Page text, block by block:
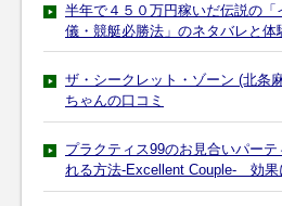
半年で４５０万円稼いだ伝説の
儀・競艇必勝法」のネタバレと体
ザ・シークレット・ゾーン (北条
ちゃんの口コミ
プラクティス99のお見合いパー
れる方法-Excellent Couple- 効果